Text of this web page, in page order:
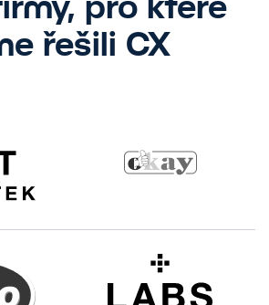
řešili CX